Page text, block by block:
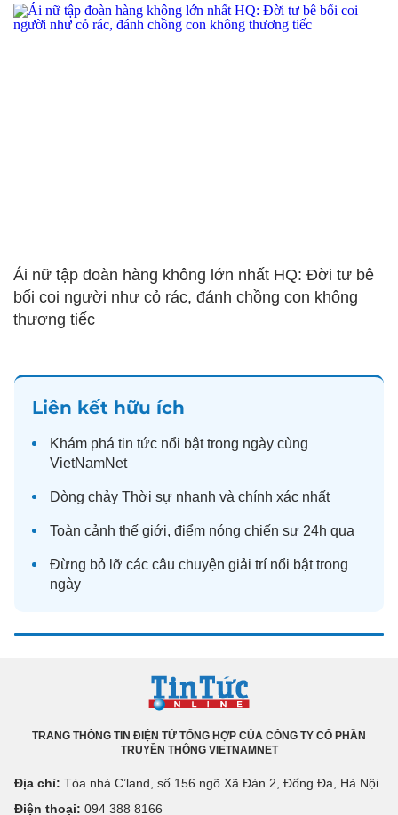
Ái nữ tập đoàn hàng không lớn nhất HQ: Đời tư bê
bối coi người như cỏ rác, đánh chồng con không
thương tiếc
Liên kết hữu ích
Khám phá tin tức nổi bật trong ngày cùng
VietNamNet
Dòng chảy Thời sự nhanh và chính xác nhất
Toàn cảnh thế giới, điểm nóng chiến sự 24h qua
Đừng bỏ lỡ các câu chuyện giải trí nổi bật trong
ngày
TRANG THÔNG TIN ĐIỆN TỬ TỔNG HỢP CỦA CÔNG TY CỔ PHẦN
TRUYỀN THÔNG VIETNAMNET
Địa chỉ: Tòa nhà C’land, số 156 ngõ Xã Đàn 2, Đống Đa, Hà Nội
Điện thoại: 094 388 8166